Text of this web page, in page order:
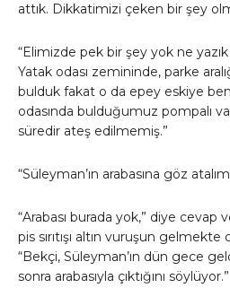
attık. Dikkatimizi çeken bir şey
“Elimizde pek bir şey yok ne
Yatak odası zemininde, parke
bulduk fakat o da epey eskiye
odasında bulduğumuz pompalı
süredir ateş edilmemiş.”
“Süleyman’ın arabasına göz
“Arabası burada yok,” diye cevap
pis sırıtışı altın vuruşun
“Bekçi, Süleyman’ın dün gece
sonra arabasıyla çıktığını söylüyor.”